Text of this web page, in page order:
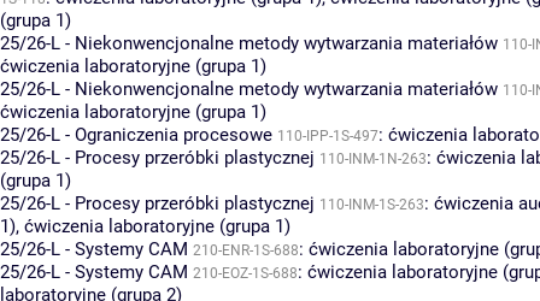
(grupa 1)
25/26-L - Niekonwencjonalne metody wytwarzania materiałów 110-
ćwiczenia laboratoryjne (grupa 1)
25/26-L - Niekonwencjonalne metody wytwarzania materiałów 110-
ćwiczenia laboratoryjne (grupa 1)
25/26-L - Ograniczenia procesowe 110-IPP-1S-497: ćwiczenia
25/26-L - Procesy przeróbki plastycznej 110-INM-1N-263: ćwiczenia
(grupa 1)
25/26-L - Procesy przeróbki plastycznej 110-INM-1S-263: ćwiczenia
1), ćwiczenia laboratoryjne (grupa 1)
25/26-L - Systemy CAM 210-ENR-1S-688: ćwiczenia laboratoryjne
25/26-L - Systemy CAM 210-EOZ-1S-688: ćwiczenia laboratoryjne
laboratoryjne (grupa 2)